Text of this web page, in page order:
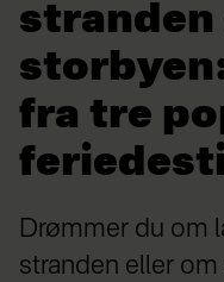
stranden
fra tre
Drømmer du om
stranden eller